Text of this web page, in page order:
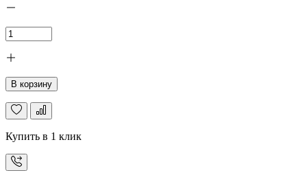
В корзину
Купить в 1 клик